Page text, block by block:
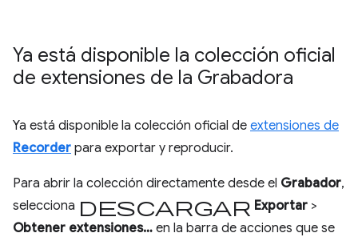
Ya está disponible la colección oficial
de extensiones de la Grabadora
Ya está disponible la colección oficial de extensiones de
Recorder para exportar y reproducir.
Para abrir la colección directamente desde el Grabador,
selecciona Descargar Exportar >
Obtener extensiones… en la barra de acciones que se